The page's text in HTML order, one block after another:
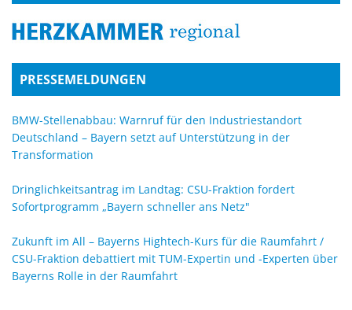
PRESSEMELDUNGEN
BMW-Stellenabbau: Warnruf für den Industriestandort
Deutschland – Bayern setzt auf Unterstützung in der
Transformation
Dringlichkeitsantrag im Landtag: CSU-Fraktion fordert
Sofortprogramm „Bayern schneller ans Netz"
Zukunft im All – Bayerns Hightech-Kurs für die Raumfahrt /
CSU-Fraktion debattiert mit TUM-Expertin und -Experten über
Bayerns Rolle in der Raumfahrt